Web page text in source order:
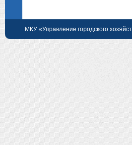
МКУ «Управление городского